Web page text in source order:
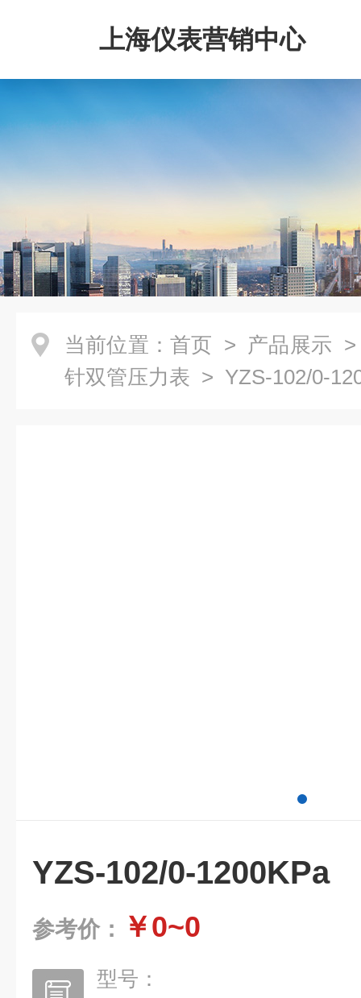
上海仪表营销中心
当前位置： 首页 > 产品展示
针双管压力表 > YZS-102/0-
YZS-102/0-1200KPa
参考价： ￥0~0
型号：